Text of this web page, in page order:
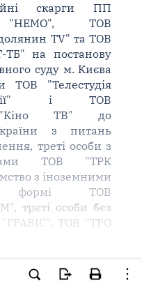
скарги ПП
"НЕМО", ТОВ
TV" та ТОВ
ТБ" на постанову
суду м. Києва
ТОВ "Телестудія
і ТОВ
"Кіно ТВ" до
з питань
треті особи з
ТОВ "ТРК
з іноземними
формі ТОВ
треті особи без
ТОВ "ТРО